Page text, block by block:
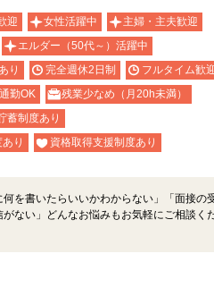
迎 女性活躍中
主婦・主夫歓迎
エルダー（50代～）活躍中
り 完全週休2日制
フルタイム歓
勤OK
残業少なめ（月20h未満）
蓄制度あり
り 資格取得支援制度あり
何を書いたらいいかわからない」「面接の
がない」どんなお悩みもお気軽にご相談く